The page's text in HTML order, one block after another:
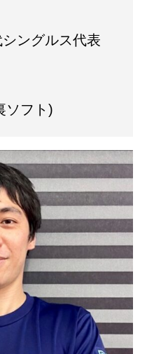
ングルス代表
ソフト)